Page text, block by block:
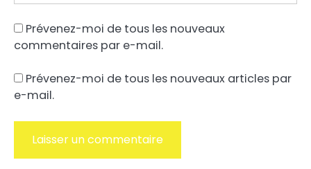
Prévenez-moi de tous les nouveaux
commentaires par e-mail.
Prévenez-moi de tous les nouveaux articles par
e-mail.